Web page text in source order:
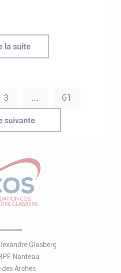
la suite
3 ... 61
suivante
Glasberg
Nanteau
des Arches